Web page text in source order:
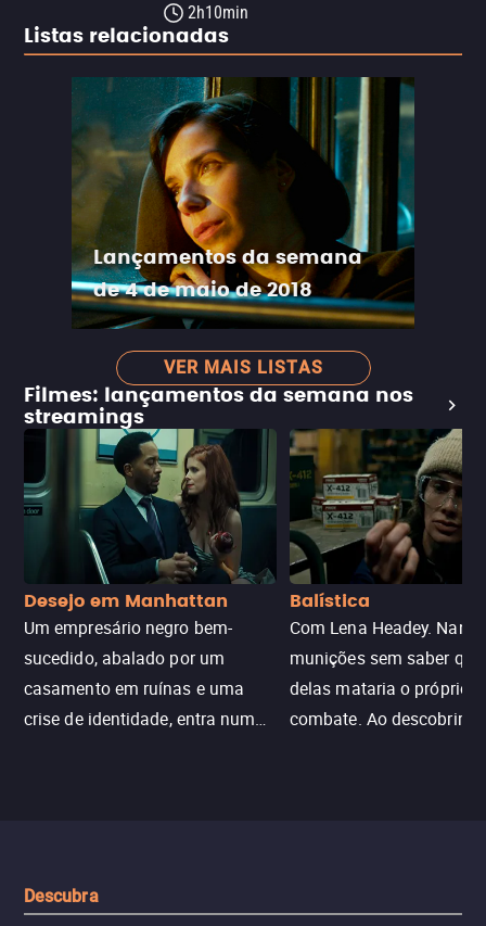
2h10min
Listas relacionadas
Lançamentos da semana
de 4 de maio de 2018
VER MAIS LISTAS
Filmes: lançamentos da semana nos
streamings
Desejo em Manhattan
Um empresário negro bem-
sucedido, abalado por um
casamento em ruínas e uma
crise de identidade, entra num
Balística
Com Lena Headey.
munições sem saber
delas mataria o próprio
combate. Ao descobrir a
Descubra